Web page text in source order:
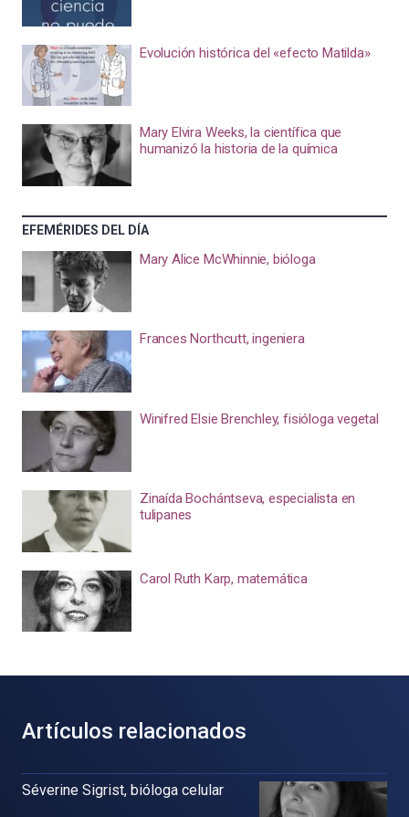
Evolución histórica del «efecto Matilda»
Mary Elvira Weeks, la científica que
humanizó la historia de la química
EFEMÉRIDES DEL DÍA
Mary Alice McWhinnie, bióloga
Frances Northcutt, ingeniera
Winifred Elsie Brenchley, fisióloga vegetal
Zinaída Bochántseva, especialista en
tulipanes
Carol Ruth Karp, matemática
Artículos relacionados
Séverine Sigrist, bióloga celular